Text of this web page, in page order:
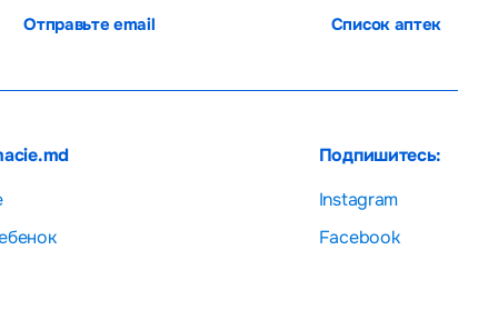
Отправьте email Список аптек
Подпишитесь:
Instagram
Facebook